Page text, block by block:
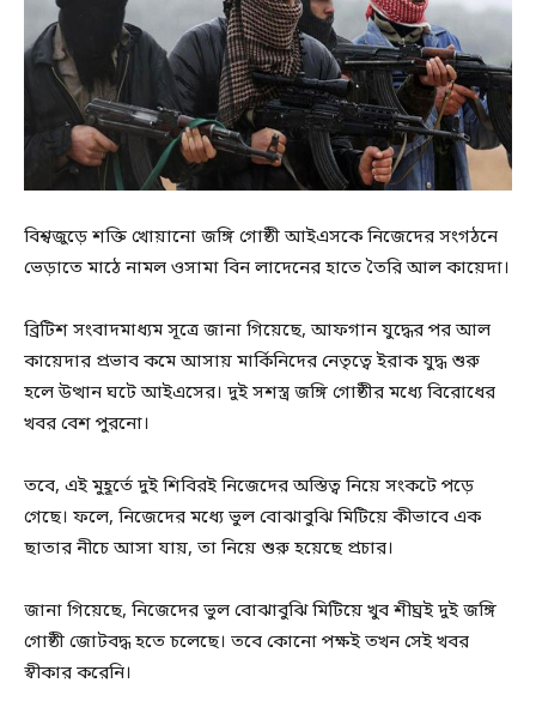
বিশ্বজুড়ে শক্তি খোয়ানো জঙ্গি গোষ্ঠী আইএসকে নিজেদের সংগঠনে
ভেড়াতে মাঠে নামল ওসামা বিন লাদেনের হাতে তৈরি আল কায়েদা।
ব্রিটিশ সংবাদমাধ্যম সূত্রে জানা গিয়েছে, আফগান যুদ্ধের পর আল
কায়েদার প্রভাব কমে আসায় মার্কিনিদের নেতৃত্বে ইরাক যুদ্ধ শুরু
হলে উত্থান ঘটে আইএসের। দুই সশস্ত্র জঙ্গি গোষ্ঠীর মধ্যে বিরোধের
খবর বেশ পুরনো।
তবে, এই মুহূর্তে দুই শিবিরই নিজেদের অস্তিত্ব নিয়ে সংকটে পড়ে
গেছে। ফলে, নিজেদের মধ্যে ভুল বোঝাবুঝি মিটিয়ে কীভাবে এক
ছাতার নীচে আসা যায়, তা নিয়ে শুরু হয়েছে প্রচার।
জানা গিয়েছে, নিজেদের ভুল বোঝাবুঝি মিটিয়ে খুব শীঘ্রই দুই জঙ্গি
গোষ্ঠী জোটবদ্ধ হতে চলেছে। তবে কোনো পক্ষই তখন সেই খবর
স্বীকার করেনি।